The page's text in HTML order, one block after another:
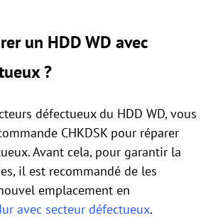
un HDD WD avec
?
défectueux du HDD WD, vous
CHKDSK pour réparer
Avant cela, pour garantir la
il est recommandé de les
emplacement en
avec secteur défectueux.